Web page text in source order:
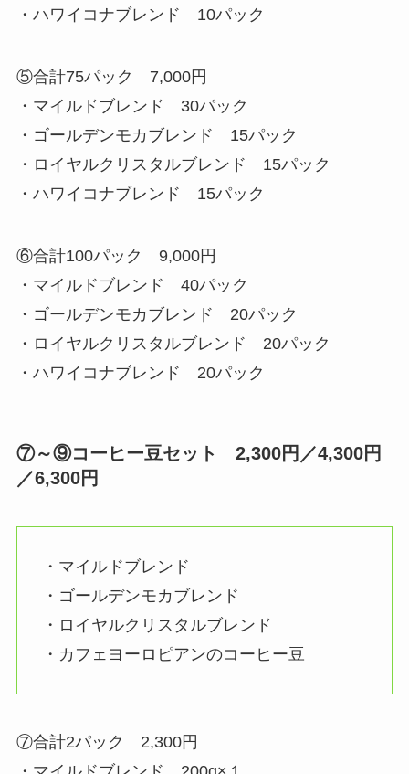
・ハワイコナブレンド 10パック
⑤合計75パック 7,000円
・マイルドブレンド 30パック
・ゴールデンモカブレンド 15パック
・ロイヤルクリスタルブレンド 15パック
・ハワイコナブレンド 15パック
⑥合計100パック 9,000円
・マイルドブレンド 40パック
・ゴールデンモカブレンド 20パック
・ロイヤルクリスタルブレンド 20パック
・ハワイコナブレンド 20パック
⑦～⑨コーヒー豆セット 2,300円／4,300円
／6,300円
・マイルドブレンド
・ゴールデンモカブレンド
・ロイヤルクリスタルブレンド
・カフェヨーロピアンのコーヒー豆
⑦合計2パック 2,300円